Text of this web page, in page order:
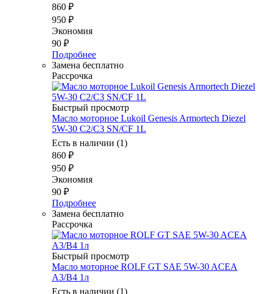
860 ₽
950 ₽
Экономия
90 ₽
Подробнее
Замена бесплатно
Рассрочка
Быстрый просмотр
Масло моторное Lukoil Genesis Armortech Diezel
5W-30 C2/C3 SN/CF 1L
Есть в наличии (1)
860 ₽
950 ₽
Экономия
90 ₽
Подробнее
Замена бесплатно
Рассрочка
Быстрый просмотр
Масло моторное ROLF GT SAE 5W-30 ACEA
A3/B4 1л
Есть в наличии (1)